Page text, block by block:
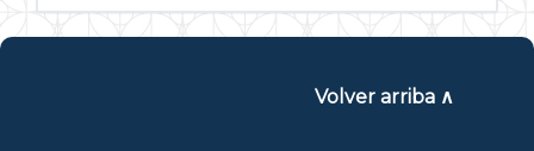
Volver arriba ∧